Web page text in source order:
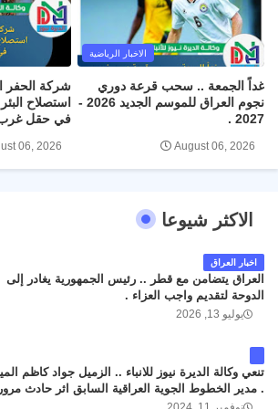
الاخبار الرياضية
غداً الجمعة .. سحب قرعة دوري
نجوم العراق للموسم الجديد 2026 -
2027 .
August 06, 2026
شركة الحفر
في حقل غرب
06, 2026
الاكثر شيوعا
اخبار العراق
العراق يتضامن مع قطر .. رئيس الجمهورية يغادر إلى
الدوحة لتقديم واجب العزاء .
يوليو 13, 2026
تنعي وكالة الديرة نيوز للانباء .. الزميل جواد كاظم
. مدير الخطوط الجوية العراقية السابق اثر حادث
داخل مطار البصرة الدولي اليوم الاثنين على الطريق